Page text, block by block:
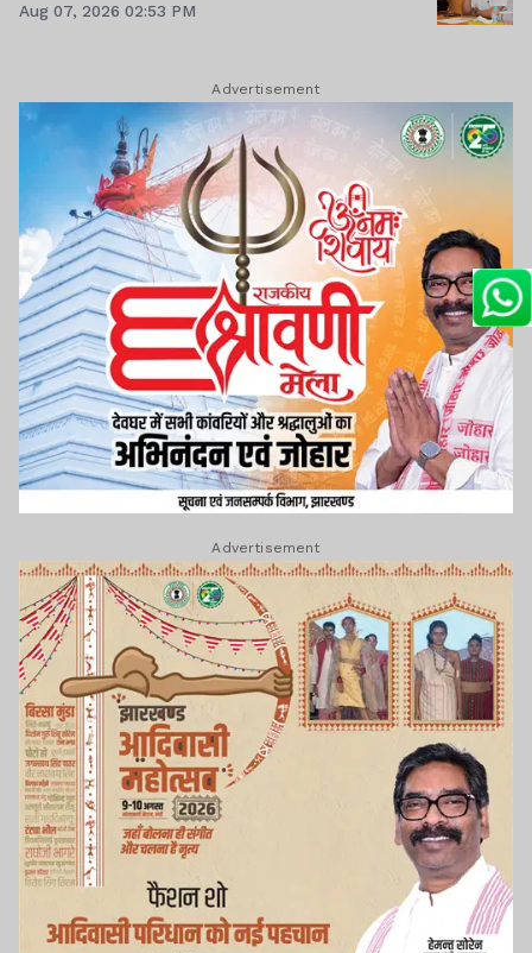
Aug 07, 2026 02:53 PM
Advertisement
Advertisement